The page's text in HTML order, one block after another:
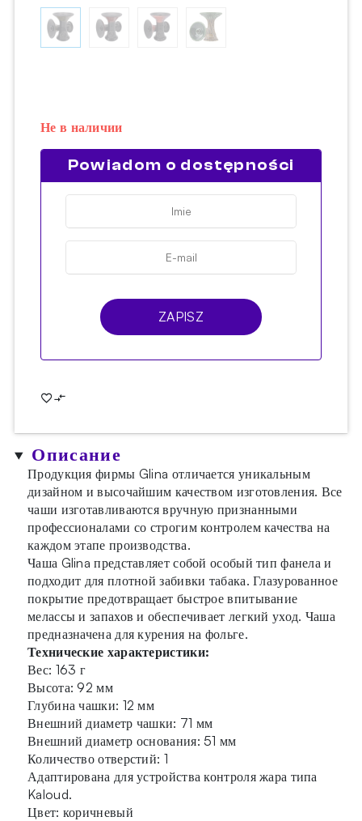
Не в наличии
Powiadom o dostępności
ZAPISZ
Описание
Продукция фирмы Glina отличается уникальным
дизайном и высочайшим качеством изготовления. Все
чаши изготавливаются вручную признанными
профессионалами со строгим контролем качества на
каждом этапе производства.
Чаша Glina представляет собой особый тип фанела и
подходит для плотной забивки табака. Глазурованное
покрытие предотвращает быстрое впитывание
мелассы и запахов и обеспечивает легкий уход. Чаша
предназначена для курения на фольге.
Технические характеристики:
Вес: 163 г
Высота: 92 мм
Глубина чашки: 12 мм
Внешний диаметр чашки: 71 мм
Внешний диаметр основания: 51 мм
Количество отверстий: 1
Адаптирована для устройства контроля жара типа
Kaloud.
Цвет: коричневый